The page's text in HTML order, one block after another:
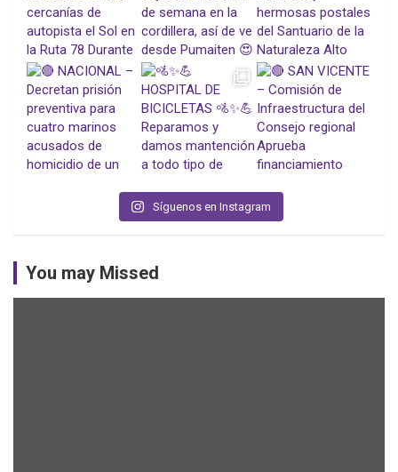
Síguenos en Instagram
You may Missed